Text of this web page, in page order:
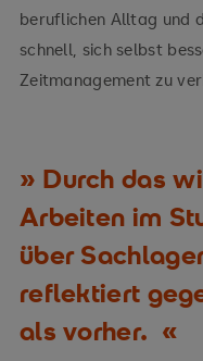
beruflichen Alltag und
schnell, sich selbst
Zeitmanagement zu
Durch das
Arbeiten im
über
reflektiert
als vorher.